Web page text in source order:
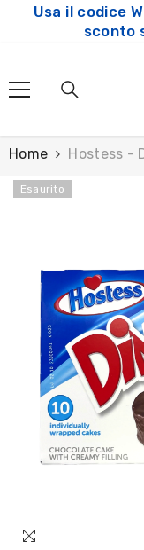
SKIP TO CONTENT
Usa il codice
sconto
Home Hostess -
Esaurito